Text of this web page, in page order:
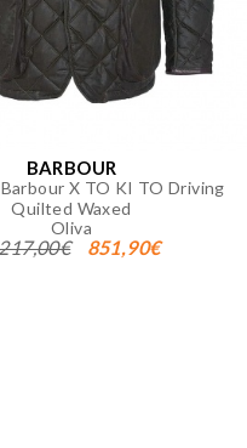
BARBOUR
X TO KI TO Driving
Quilted Waxed
Oliva
851,90€
Puedes volver a
nuestrapolítica de